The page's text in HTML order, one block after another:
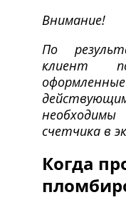
Внимание!
По
клиент
счетчика в
Когда